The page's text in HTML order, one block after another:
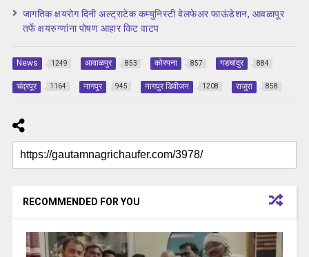
जागतिक क्षयरोग दिनी अल्ट्राटेक कम्युनिस्टी वेलफेअर फाऊंडेशन, आवळापूर
तर्फे क्षयरुग्णांना पोषण आहार किट वाटप
News 1249 आवाळपुर 853 कोरपना 857 गडचांदुर 884
चंद्रपूर 1164 नागपुर 945 नागपुर डिवीजन 1208 राजुरा 858
RECOMMENDED FOR YOU